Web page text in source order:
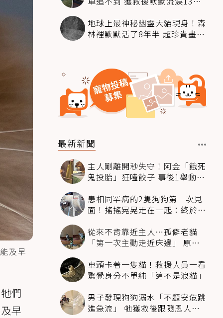
及早
們
早
地球上最神秘幽靈大貓現身！森
林裡默默活了8年半 超珍貴畫面
最新新聞
主人剛離開秒失守！阿金「餓死
鬼投胎」狂嗑餃子 事後1舉動反
患相同罕病的2隻狗狗第一次見
面！搖搖晃晃走在一起：終於找
從來不肯靠近主人…孤僻老貓
「第一次主動走近床邊」 原因
車頭卡著一隻貓！救援人員一看
驚覺身分不單純「這不是浪貓」
男子發現狗狗溺水「不顧安危跳
進急流」 牠獲救後跟隨恩人不